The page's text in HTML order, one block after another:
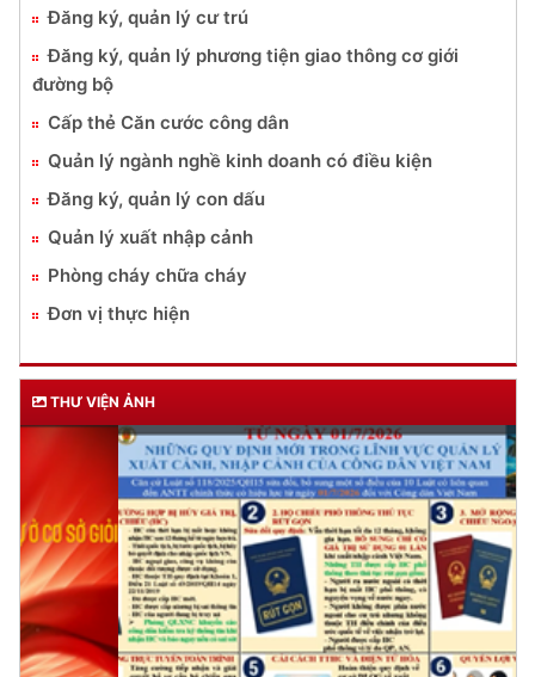
Đăng ký, quản lý cư trú
Đăng ký, quản lý phương tiện giao thông cơ giới
đường bộ
Cấp thẻ Căn cước công dân
Quản lý ngành nghề kinh doanh có điều kiện
Đăng ký, quản lý con dấu
Quản lý xuất nhập cảnh
Phòng cháy chữa cháy
Đơn vị thực hiện
THƯ VIỆN ẢNH